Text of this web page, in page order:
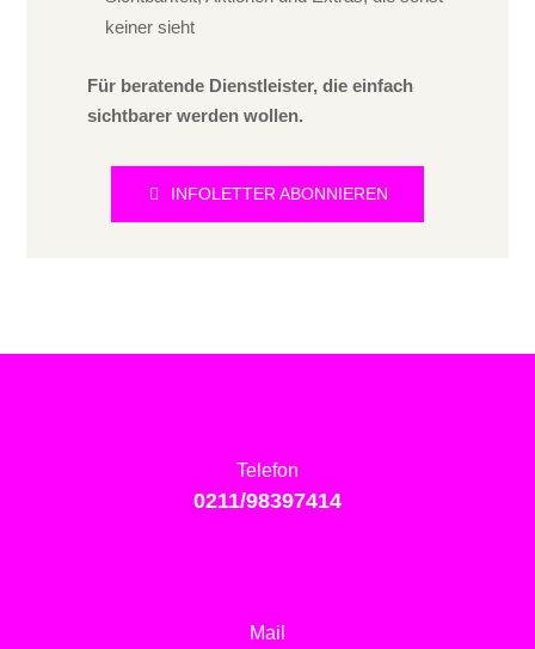
keiner sieht
Für beratende Dienstleister, die einfach
sichtbarer werden wollen.
INFOLETTER ABONNIEREN
Telefon
0211/98397414
Mail